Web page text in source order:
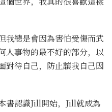
我總是會因為害怕受傷而武
人事物的最不好的部分，以
對待自己，防止讓我自己因
書認識Jill開始，Jill就成為